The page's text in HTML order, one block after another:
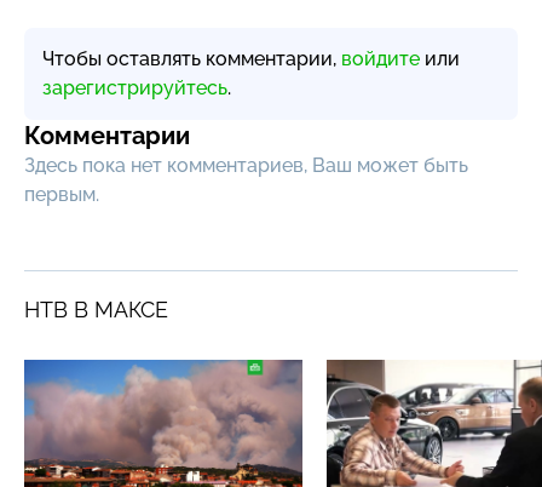
Чтобы оставлять комментарии, войдите или
зарегистрируйтесь.
Комментарии
Здесь пока нет комментариев, Ваш может быть
первым.
НТВ В МАКСЕ